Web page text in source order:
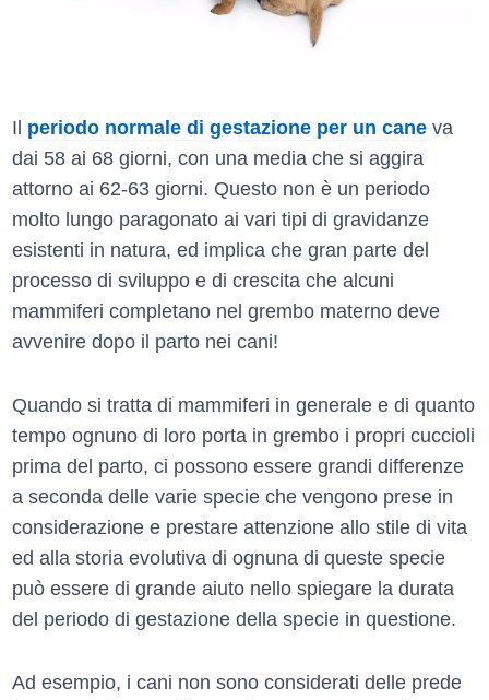
Il periodo normale di gestazione per un cane va
dai 58 ai 68 giorni, con una media che si aggira
attorno ai 62-63 giorni. Questo non è un periodo
molto lungo paragonato ai vari tipi di gravidanze
esistenti in natura, ed implica che gran parte del
processo di sviluppo e di crescita che alcuni
mammiferi completano nel grembo materno deve
avvenire dopo il parto nei cani!
Quando si tratta di mammiferi in generale e di quanto
tempo ognuno di loro porta in grembo i propri cuccioli
prima del parto, ci possono essere grandi differenze
a seconda delle varie specie che vengono prese in
considerazione e prestare attenzione allo stile di vita
ed alla storia evolutiva di ognuna di queste specie
può essere di grande aiuto nello spiegare la durata
del periodo di gestazione della specie in questione.
Ad esempio, i cani non sono considerati delle prede